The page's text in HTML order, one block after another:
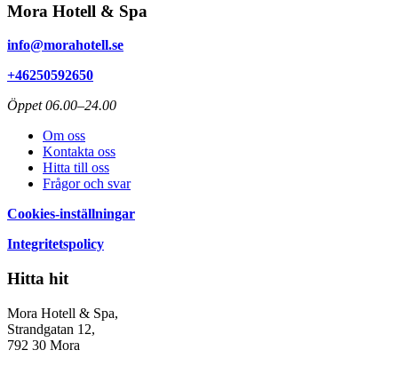
Mora Hotell & Spa
info@morahotell.se
+46250592650
Öppet 06.00–24.00
Om oss
Kontakta oss
Hitta till oss
Frågor och svar
Cookies-inställningar
Integritetspolicy
Hitta hit
Mora Hotell & Spa,
Strandgatan 12,
792 30 Mora